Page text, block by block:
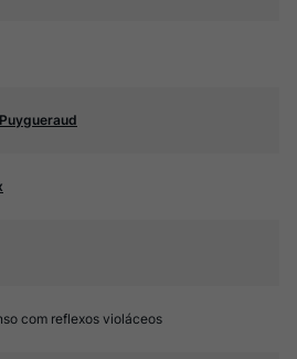
com reflexos violáceos